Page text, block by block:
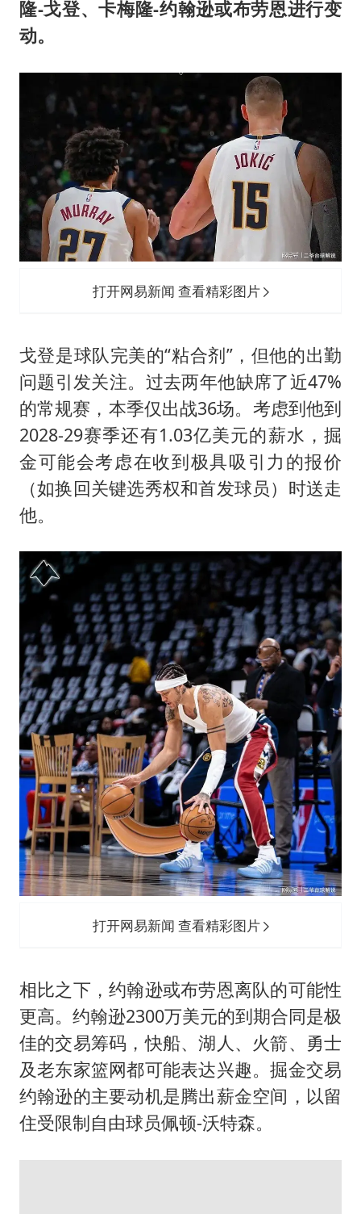
隆-戈登、卡梅隆-约翰逊或布劳恩进行变
动。
打开网易新闻 查看精彩图片
戈登是球队完美的“粘合剂”，但他的出勤
问题引发关注。过去两年他缺席了近47%
的常规赛，本季仅出战36场。考虑到他到
2028-29赛季还有1.03亿美元的薪水，掘
金可能会考虑在收到极具吸引力的报价
（如换回关键选秀权和首发球员）时送走
他。
打开网易新闻 查看精彩图片
相比之下，约翰逊或布劳恩离队的可能性
更高。约翰逊2300万美元的到期合同是极
佳的交易筹码，快船、湖人、火箭、勇士
及老东家篮网都可能表达兴趣。掘金交易
约翰逊的主要动机是腾出薪金空间，以留
住受限制自由球员佩顿-沃特森。